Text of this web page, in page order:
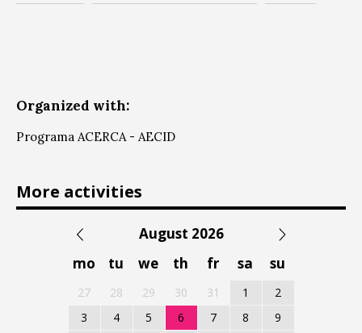
Organized with:
Programa ACERCA - AECID
More activities
August 2026
mo
tu we th fr sa su
27 28 29 30 31 1
2
3
4 5 6 7 8
9